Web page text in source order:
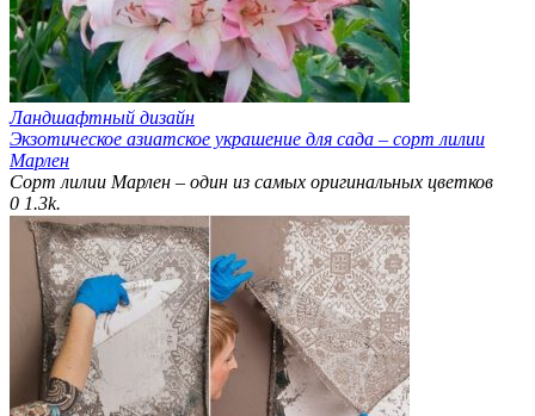
Ландшафтный дизайн
Экзотическое азиатское украшение для сада – сорт лилии
Марлен
Сорт лилии Марлен – один из самых оригинальных цветков
0 1.3k.